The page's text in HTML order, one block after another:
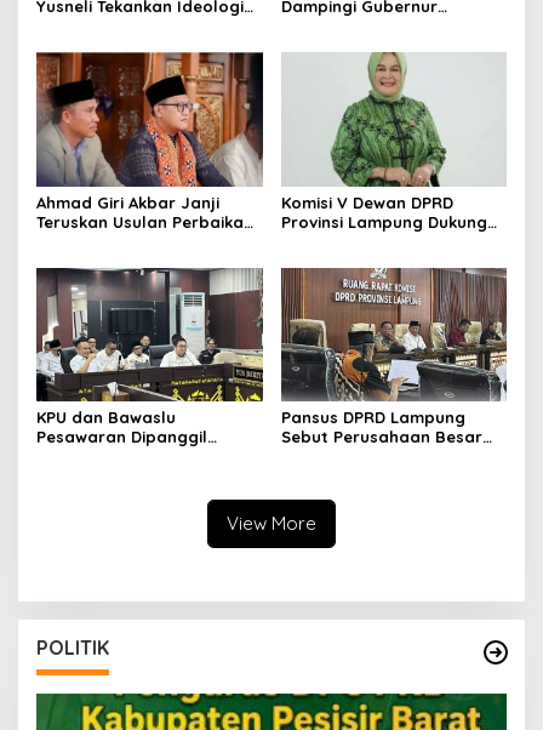
Yusneli Tekankan Ideologi
Dampingi Gubernur
Ahmad Giri Akbar Janji
Teruskan Usulan Perbaikan
Komisi V Dewan DPRD
Provinsi Lampung Dukung
KPU dan Bawaslu
Pesawaran Dipanggil
Pansus DPRD Lampung
Sebut Perusahaan Besar
Harga Singkong
View More
POLITIK